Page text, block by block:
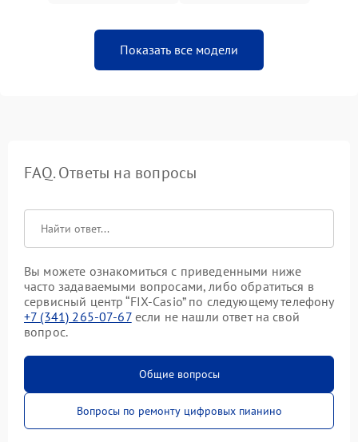
Показать все модели
FAQ. Ответы на вопросы
Вы можете ознакомиться с приведенными ниже
часто задаваемыми вопросами, либо обратиться в
сервисный центр “FIX-Casio” по следующему телефону
+7 (341) 265-07-67если не нашли ответ на свой
вопрос.
Общие вопросы
Вопросы по ремонту цифровых пианино